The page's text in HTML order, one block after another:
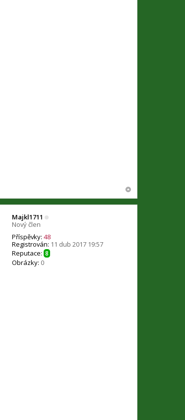
Majkl1711
Nový člen
Příspěvky: 48
Registrován: 11 dub 2017 19:57
Reputace: 8
Obrázky: 0